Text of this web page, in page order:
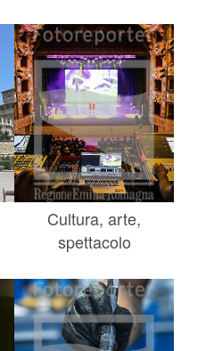
Cultura, arte,
spettacolo